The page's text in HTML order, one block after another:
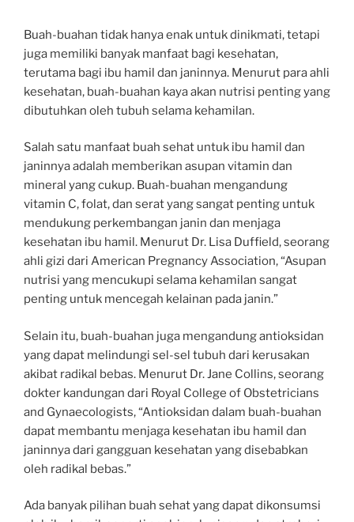
Buah-buahan tidak hanya enak untuk dinikmati, tetapi
juga memiliki banyak manfaat bagi kesehatan,
terutama bagi ibu hamil dan janinnya. Menurut para ahli
kesehatan, buah-buahan kaya akan nutrisi penting yang
dibutuhkan oleh tubuh selama kehamilan.
Salah satu manfaat buah sehat untuk ibu hamil dan
janinnya adalah memberikan asupan vitamin dan
mineral yang cukup. Buah-buahan mengandung
vitamin C, folat, dan serat yang sangat penting untuk
mendukung perkembangan janin dan menjaga
kesehatan ibu hamil. Menurut Dr. Lisa Duffield, seorang
ahli gizi dari American Pregnancy Association, “Asupan
nutrisi yang mencukupi selama kehamilan sangat
penting untuk mencegah kelainan pada janin.”
Selain itu, buah-buahan juga mengandung antioksidan
yang dapat melindungi sel-sel tubuh dari kerusakan
akibat radikal bebas. Menurut Dr. Jane Collins, seorang
dokter kandungan dari Royal College of Obstetricians
and Gynaecologists, “Antioksidan dalam buah-buahan
dapat membantu menjaga kesehatan ibu hamil dan
janinnya dari gangguan kesehatan yang disebabkan
oleh radikal bebas.”
Ada banyak pilihan buah sehat yang dapat dikonsumsi